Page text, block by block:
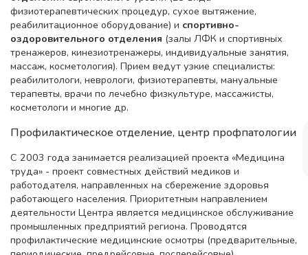
физиотерапевтических процедур, сухое вытяжение,
реабилитационное оборудование) и спортивно-
оздоровительного отделения (залы ЛФК и спортивных
тренажеров, кинезиотренажеры, индивидуальные занятия,
массаж, косметология). Прием ведут узкие специалисты:
реабилитологи, неврологи, физиотерапевты, мануальные
терапевты, врачи по лечебно физкультуре, массажисты,
косметологи и многие др.
Профилактическое отделение, центр профпатологии
С 2003 года занимается реализацией проекта «Медицина
труда» - проект совместных действий медиков и
работодателя, направленных на сбережение здоровья
работающего населения. Приоритетным направлением
деятельности Центра является медицинское обслуживание
промышленных предприятий региона. Проводятся
профилактические медицинские осмотры (предварительные,